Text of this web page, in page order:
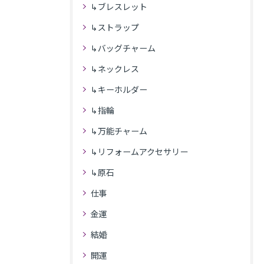
↳ブレスレット
↳ストラップ
↳バッグチャーム
↳ネックレス
↳キーホルダー
↳指輪
↳万能チャーム
↳リフォームアクセサリー
↳原石
仕事
金運
結婚
開運